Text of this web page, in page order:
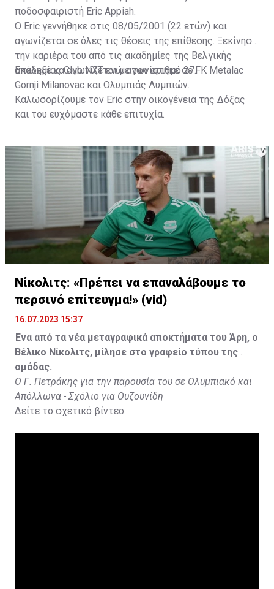
ποδοσφαιριστή Eric Appiah.
Ο Eric γεννήθηκε στις 08/05/2001 (22 ετών) και
αγωνίζεται σε όλες τις θέσεις της επίθεσης. Ξεκίνησε
την καριέρα του από τις ακαδημίες της Βελγικής
ακαδημίας Club NXT ενώ αγωνίστηκε σε FK Metalac
Gornji Milanovac και Ολυμπιάς Λυμπιών.
Επέλεξε να αγωνίζεται με τον αριθμό 27.
Καλωσορίζουμε τον Eric στην οικογένεια της Δόξας
και του ευχόμαστε κάθε επιτυχία.
Νίκολιτς: «Πρέπει να επαναλάβουμε το
περσινό επίτευγμα!» (vid)
16.07.2023 15:37
Ένα από τα νέα μεταγραφικά αποκτήματα του Άρη, ο
Βέλικο Νίκολιτς, μίλησε στο γραφείο τύπου της
ομάδας.
Ο Γ. Πετράκης για την παρουσία του σε Ολυμπιακό και
Απόλλωνα - Σχόλιο για Ουζουνίδη
Δείτε το σχετικό βίντεο: